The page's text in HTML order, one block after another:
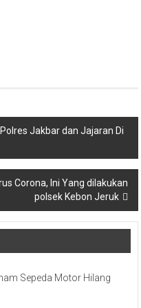
Jakbar dan Jajaran Di
Corona, Ini Yang dilakukan
polsek Kebon Jeruk
Sepeda Motor Hilang